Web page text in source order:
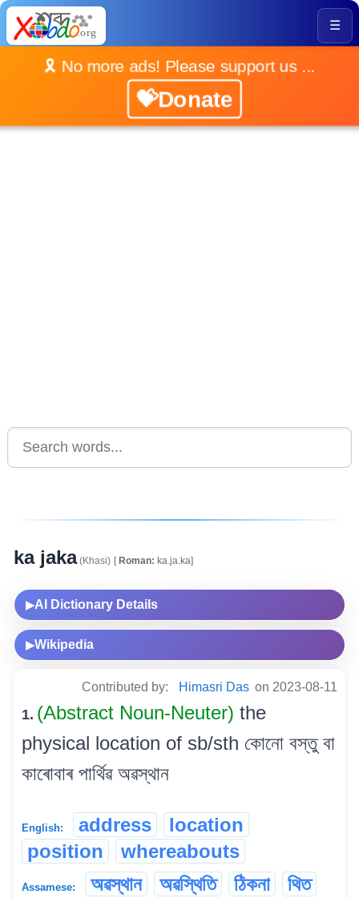
☰
🎗️ No more ads! Please support us ...
💝Donate
ka jaka(Khasi) [Roman: ka.ja.ka]
▶AI Dictionary Details
▶Wikipedia
Contributed by: Himasri Das on 2023-08-11
1. (Abstract Noun-Neuter) the
physical location of sb/sth কোনো বস্তু বা
কাৰোবাৰ পাৰ্থিৱ অৱস্থান
English: address
location
position
whereabouts
Assamese: অৱস্থান অৱস্থিতি ঠিকনা
থিত